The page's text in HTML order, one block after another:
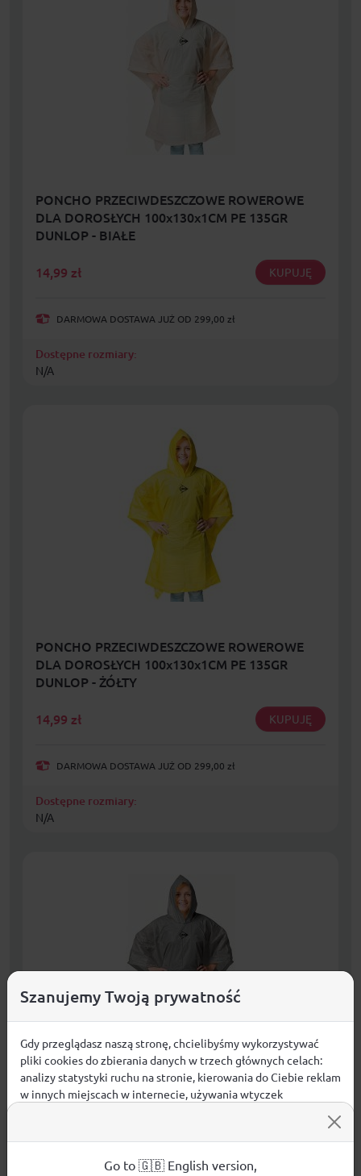
PONCHO PRZECIWDESZCZOWE ROWEROWE
DLA DOROSŁYCH 100x130x1CM PE 135GR
DUNLOP - BIAŁE
14,99 zł KUPUJĘ
DARMOWA DOSTAWA JUŻ OD 299,00 zł
Dostępne rozmiary:
N/A
PONCHO PRZECIWDESZCZOWE ROWEROWE
DLA DOROSŁYCH 100x130x1CM PE 135GR
DUNLOP - ŻÓŁTY
14,99 zł KUPUJĘ
DARMOWA DOSTAWA JUŻ OD 299,00 zł
Dostępne rozmiary:
N/A
PONCHO PRZECIWDESZCZOWE ROWEROWE
Szanujemy Twoją prywatność
Gdy przeglądasz naszą stronę, chcielibyśmy wykorzystywać
pliki cookies do zbierania danych w trzech głównych celach:
analizy statystyki ruchu na stronie, kierowania do Ciebie reklam
w innych miejscach w internecie, używania wtyczek
używanych plików cookies.
Aby dowiedzieć się więcej o plikach cookie i tym, jak
Go to 🇬🇧 English version,